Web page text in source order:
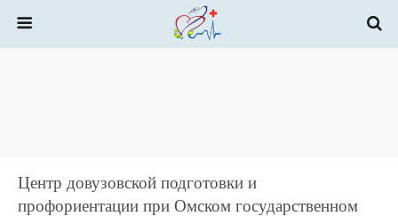
Центр довузовской подготовки и
профориентации при Омском государственном